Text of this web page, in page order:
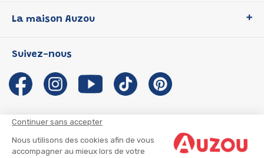
Continuer sans accepter
Nous utilisons des cookies afin de vous
accompagner au mieux lors de votre
P'tit Loup
Les Influenceuses
Migali
Petite Taupe
La maison Auzou
Notre histoire
Auzou s'engage
Auteurs et illustrateurs Auzou
Suivre mon colis
Suivez-nous
CGU